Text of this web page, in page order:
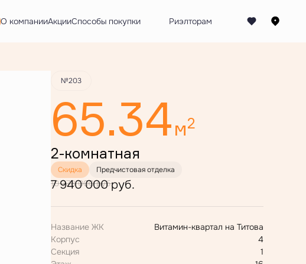
О компанииАкцииСпособы покупки Забронировать
№203
65.34м2
2-комнатная
Скидка Предчистовая отделка
10 378 000 руб.
7 940 000 руб.
Название ЖК
Витамин-квартал на Титова
Корпус
4
Секция
1